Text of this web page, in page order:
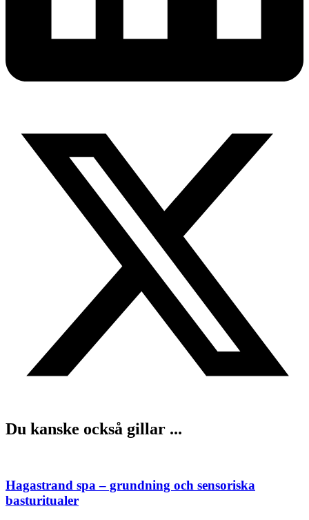
Du kanske också gillar ...
Hagastrand spa – grundning och sensoriska
basturitualer